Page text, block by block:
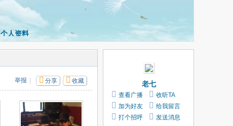
个人资料
收藏
分享
举报 老七
查看广播
收听TA
加为好友
给我留言
打个招呼
发送消息